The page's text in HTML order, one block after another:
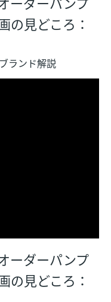
ーダーパンプ
の見どころ：
ランド解説
ーダーパンプ
の見どころ：